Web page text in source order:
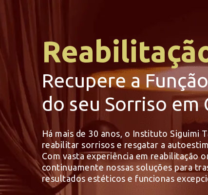
Recupere a
do seu Sorriso em
Há mais de 30 anos, o Instituto Siguimi
reabilitar sorrisos e resgatar a
Com vasta experiência em reabilitação
continuamente nossas soluções para
resultados estéticos e funcionas